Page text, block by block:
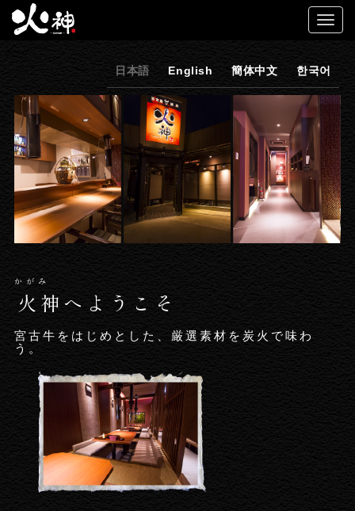
日本語 English 簡体中文 한국어
火神へようこそ
かがみ
宮古牛をはじめとした、厳選素材を炭火で味わ
う。